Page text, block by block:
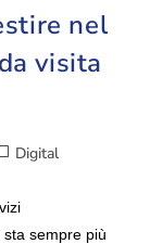
nel
visita
Digital
sempre più